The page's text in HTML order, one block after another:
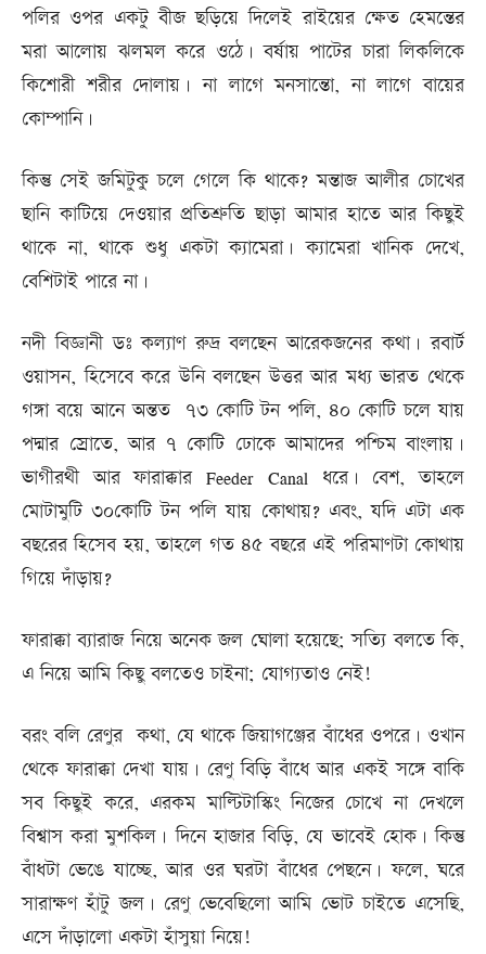
পলির ওপর একটু বীজ ছড়িয়ে দিলেই রাইয়ের ক্ষেত হেমন্তের
মরা আলোয় ঝলমল করে ওঠে। বর্ষায় পাটের চারা লিকলিকে
কিশোরী শরীর দোলায়। না লাগে মনসান্তো, না লাগে বায়ের
কোম্পানি।
কিন্তু সেই জমিটুকু চলে গেলে কি থাকে? মন্তাজ আলীর চোখের
ছানি কাটিয়ে দেওয়ার প্রতিশ্রুতি ছাড়া আমার হাতে আর কিছুই
থাকে না, থাকে শুধু একটা ক্যামেরা। ক্যামেরা খানিক দেখে,
বেশিটাই পারে না।
নদী বিজ্ঞানী ডঃ কল্যাণ রুদ্র বলছেন আরেকজনের কথা। রবার্ট
ওয়াসন, হিসেবে করে উনি বলছেন উত্তর আর মধ্য ভারত থেকে
গঙ্গা বয়ে আনে অন্তত ৭৩ কোটি টন পলি, ৪০ কোটি চলে যায়
পদ্মার স্রোতে, আর ৭ কোটি ঢোকে আমাদের পশ্চিম বাংলায়।
ভাগীরথী আর ফারাক্কার Feeder Canal ধরে। বেশ, তাহলে
মোটামুটি ৩০কোটি টন পলি যায় কোথায়? এবং, যদি এটা এক
বছরের হিসেব হয়, তাহলে গত ৪৫ বছরে এই পরিমাণটা কোথায়
গিয়ে দাঁড়ায়?
ফারাক্কা ব্যারাজ নিয়ে অনেক জল ঘোলা হয়েছে; সত্যি বলতে কি,
এ নিয়ে আমি কিছু বলতেও চাইনা; যোগ্যতাও নেই!
বরং বলি রেণুর কথা, যে থাকে জিয়াগঞ্জের বাঁধের ওপরে। ওখান
থেকে ফারাক্কা দেখা যায়। রেণু বিড়ি বাঁধে আর একই সঙ্গে বাকি
সব কিছুই করে, এরকম মাল্টিটাস্কিং নিজের চোখে না দেখলে
বিশ্বাস করা মুশকিল। দিনে হাজার বিড়ি, যে ভাবেই হোক। কিন্তু
বাঁধটা ভেঙে যাচ্ছে, আর ওর ঘরটা বাঁধের পেছনে। ফলে, ঘরে
সারাক্ষণ হাঁটু জল। রেণু ভেবেছিলো আমি ভোট চাইতে এসেছি,
এসে দাঁড়ালো একটা হাঁসুয়া নিয়ে!